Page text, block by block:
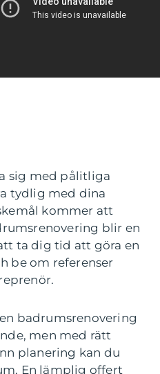
sig med pålitliga
tydlig med dina
kommer att
blir en
ta dig tid att göra en
be om referenser
badrumsrenovering
men med rätt
planering kan du
En lämplig offert